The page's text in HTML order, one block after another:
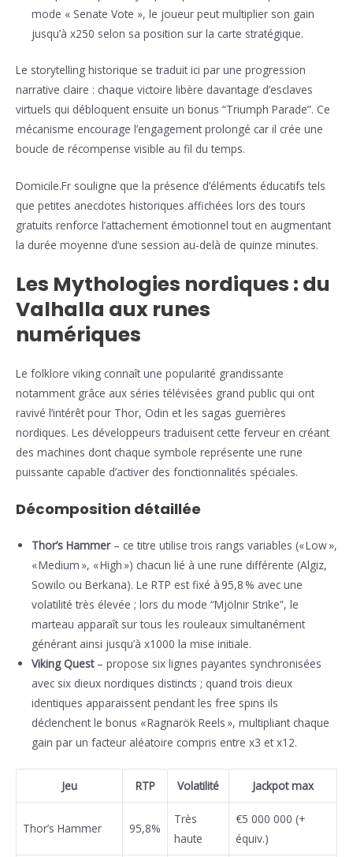
mode « Senate Vote », le joueur peut multiplier son gain
jusqu’à x250 selon sa position sur la carte stratégique.
Le storytelling historique se traduit ici par une progression
narrative claire : chaque victoire libère davantage d’esclaves
virtuels qui débloquent ensuite un bonus “Triumph Parade”. Ce
mécanisme encourage l’engagement prolongé car il crée une
boucle de récompense visible au fil du temps.
Domicile.Fr souligne que la présence d’éléments éducatifs tels
que petites anecdotes historiques affichées lors des tours
gratuits renforce l’attachement émotionnel tout en augmentant
la durée moyenne d’une session au-delà de quinze minutes.
Les Mythologies nordiques : du
Valhalla aux runes
numériques
Le folklore viking connaît une popularité grandissante
notamment grâce aux séries télévisées grand public qui ont
ravivé l’intérêt pour Thor, Odin et les sagas guerrières
nordiques. Les développeurs traduisent cette ferveur en créant
des machines dont chaque symbole représente une rune
puissante capable d’activer des fonctionnalités spéciales.
Décomposition détaillée
Thor’s Hammer– ce titre utilise trois rangs variables (« Low »,
« Medium », « High ») chacun lié à une rune différente (Algiz,
Sowilo ou Berkana). Le RTP est fixé à 95,8 % avec une
volatilité très élevée ; lors du mode “Mjölnir Strike”, le
marteau apparaît sur tous les rouleaux simultanément
générant ainsi jusqu’à x1000 la mise initiale.
Viking Quest– propose six lignes payantes synchronisées
avec six dieux nordiques distincts ; quand trois dieux
identiques apparaissent pendant les free spins ils
déclenchent le bonus « Ragnarök Reels », multipliant chaque
gain par un facteur aléatoire compris entre x3 et x12.
Jeu RTP Volatilité Jackpot max
Thor’s Hammer 95,8%
Très
haute
€5 000 000 (+
équiv.)